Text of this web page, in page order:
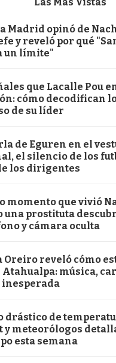
Las Más Vistas
Madrid opinó de
y reveló por qué
un límite"
que Lacalle Pou
cómo decodifican
de su líder
de Eguren en el
el silencio de los
los dirigentes
momento que vivió
una prostituta
y cámara oculta
Oreiro reveló cómo
música,
inesperada
drástico de
y meteorólogos
esta semana